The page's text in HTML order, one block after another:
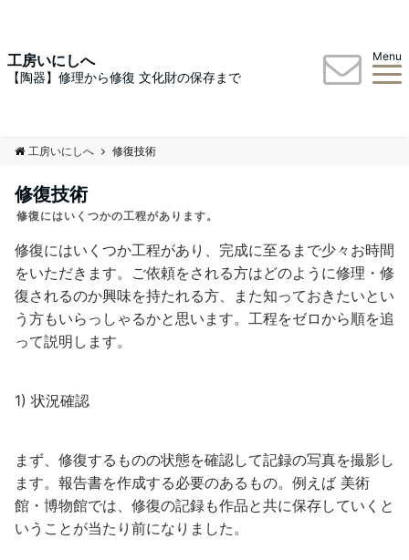
工房いにしへ
【陶器】修理から修復 文化財の保存まで
Menu
工房いにしへ 修復技術
修復技術
修復にはいくつかの工程があります。
修復にはいくつか工程があり、完成に至るまで少々お時間
をいただきます。ご依頼をされる方はどのように修理・修
復されるのか興味を持たれる方、また知っておきたいとい
う方もいらっしゃるかと思います。工程をゼロから順を追
って説明します。
1) 状況確認
まず、修復するものの状態を確認して記録の写真を撮影し
ます。報告書を作成する必要のあるもの。例えば 美術
館・博物館では、修復の記録も作品と共に保存していくと
いうことが当たり前になりました。